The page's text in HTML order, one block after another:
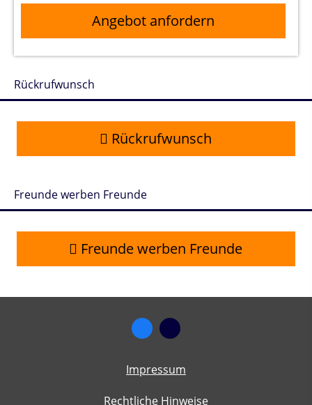
Angebot anfordern
Rückrufwunsch
Rückrufwunsch
Freunde werben Freunde
Freunde werben Freunde
Impressum
Rechtliche Hinweise